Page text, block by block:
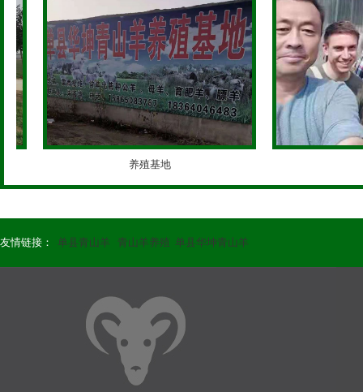
养殖基地
友情链接： 单县青山羊 青山羊养殖 单县华坤青山羊